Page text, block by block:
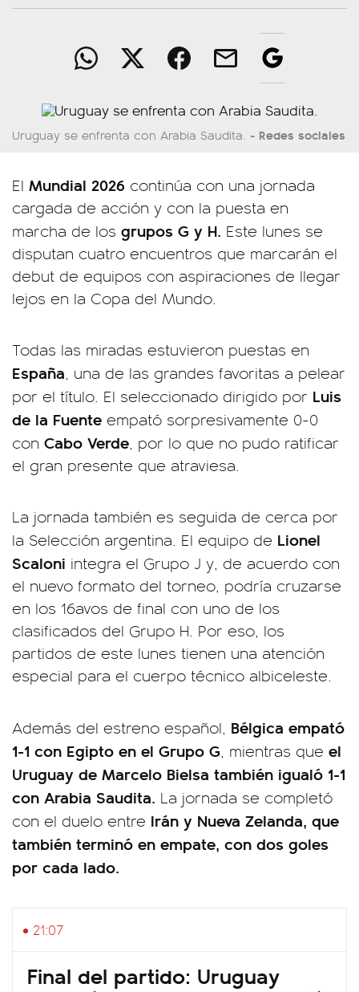
Uruguay se enfrenta con Arabia Saudita. Redes sociales
El Mundial 2026 continúa con una jornada
cargada de acción y con la puesta en
marcha de los grupos G y H. Este lunes se
disputan cuatro encuentros que marcarán el
debut de equipos con aspiraciones de llegar
lejos en la Copa del Mundo.
Todas las miradas estuvieron puestas en
España, una de las grandes favoritas a pelear
por el título. El seleccionado dirigido por Luis
de la Fuente empató sorpresivamente 0-0
con Cabo Verde, por lo que no pudo ratificar
el gran presente que atraviesa.
La jornada también es seguida de cerca por
la Selección argentina. El equipo de Lionel
Scaloni integra el Grupo J y, de acuerdo con
el nuevo formato del torneo, podría cruzarse
en los 16avos de final con uno de los
clasificados del Grupo H. Por eso, los
partidos de este lunes tienen una atención
especial para el cuerpo técnico albiceleste.
Además del estreno español, Bélgica empató
1-1 con Egipto en el Grupo G, mientras que el
Uruguay de Marcelo Bielsa también igualó 1-1
con Arabia Saudita. La jornada se completó
con el duelo entre Irán y Nueva Zelanda, que
también terminó en empate, con dos goles
por cada lado.
21:07
Final del partido: Uruguay